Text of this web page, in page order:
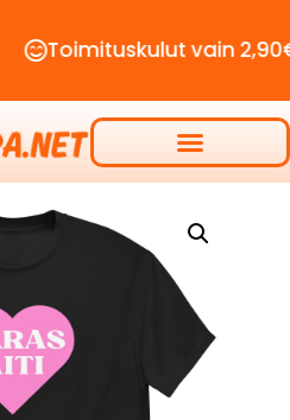
Toimituskulut vain 2,90€